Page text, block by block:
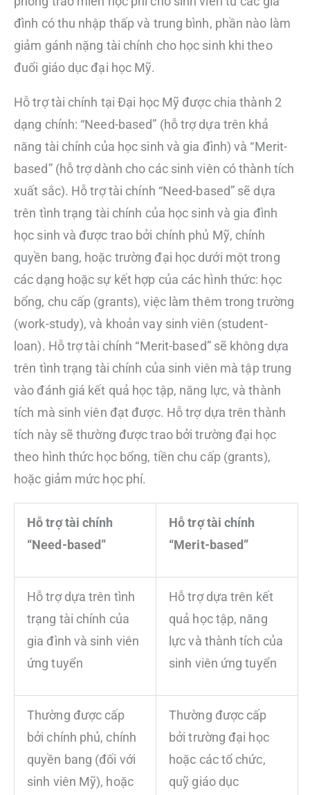
đình có thu nhập thấp và trung bình, phần nào làm
giảm gánh nặng tài chính cho học sinh khi theo
đuổi giáo dục đại học Mỹ.
Hỗ trợ tài chính tại Đại học Mỹ được chia thành 2
dạng chính: “Need-based” (hỗ trợ dựa trên khả
năng tài chính của học sinh và gia đình) và “Merit-
based” (hỗ trợ dành cho các sinh viên có thành tích
xuất sắc). Hỗ trợ tài chính “Need-based” sẽ dựa
trên tình trạng tài chính của học sinh và gia đình
học sinh và được trao bởi chính phủ Mỹ, chính
quyền bang, hoặc trường đại học dưới một trong
các dạng hoặc sự kết hợp của các hình thức: học
bổng, chu cấp (grants), việc làm thêm trong trường
(work-study), và khoản vay sinh viên (student-
loan). Hỗ trợ tài chính “Merit-based” sẽ không dựa
trên tình trạng tài chính của sinh viên mà tập trung
vào đánh giá kết quả học tập, năng lực, và thành
tích mà sinh viên đạt được. Hỗ trợ dựa trên thành
tích này sẽ thường được trao bởi trường đại học
theo hình thức học bổng, tiền chu cấp (grants),
hoặc giảm mức học phí.
Hỗ trợ tài chính
“Need-based”
Hỗ trợ tài chính
“Merit-based”
Hỗ trợ dựa trên tình
trạng tài chính của
gia đình và sinh viên
ứng tuyển
Hỗ trợ dựa trên kết
quả học tập, năng
lực và thành tích của
sinh viên ứng tuyển
Thường được cấp
bởi chính phủ, chính
quyền bang (đối với
sinh viên Mỹ), hoặc
Thường được cấp
bởi trường đại học
hoặc các tổ chức,
quỹ giáo dục